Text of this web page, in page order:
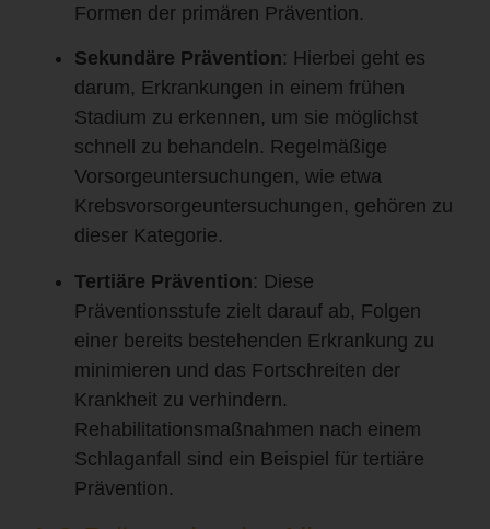
Formen der primären Prävention.
Sekundäre Prävention: Hierbei geht es
darum, Erkrankungen in einem frühen
Stadium zu erkennen, um sie möglichst
schnell zu behandeln. Regelmäßige
Vorsorgeuntersuchungen, wie etwa
Krebsvorsorgeuntersuchungen, gehören zu
dieser Kategorie.
Tertiäre Prävention: Diese
Präventionsstufe zielt darauf ab, Folgen
einer bereits bestehenden Erkrankung zu
minimieren und das Fortschreiten der
Krankheit zu verhindern.
Rehabilitationsmaßnahmen nach einem
Schlaganfall sind ein Beispiel für tertiäre
Prävention.